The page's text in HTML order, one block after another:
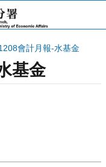
會計月報-水基金
基金